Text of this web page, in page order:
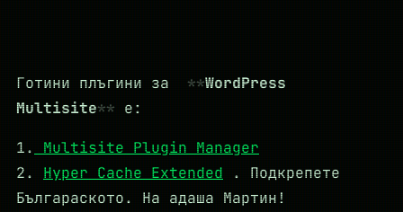
Готини плъгини за
WordPress
Multisite
е:
1.
Multisite Plugin Manager
2. Hyper Cache Extended . Подкрепете
Българаското. На адаша Мартин!